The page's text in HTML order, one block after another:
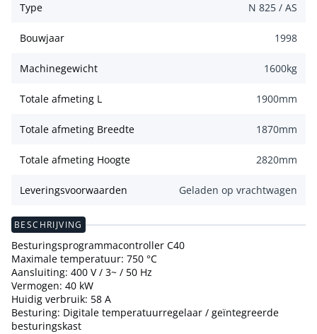
Type N 825 / AS
Bouwjaar 1998
Machinegewicht 1600kg
Totale afmeting L 1900mm
Totale afmeting Breedte 1870mm
Totale afmeting Hoogte 2820mm
Leveringsvoorwaarden Geladen op vrachtwagen
BESCHRIJVING
Besturingsprogrammacontroller C40
Maximale temperatuur: 750 °C
Aansluiting: 400 V / 3~ / 50 Hz
Vermogen: 40 kW
Huidig verbruik: 58 A
Besturing: Digitale temperatuurregelaar / geïntegreerde
besturingskast